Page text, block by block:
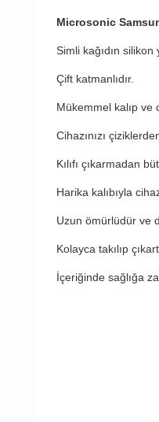
Microsonic
Simli kağıdın
Çift katmanlıdır.
Mükemmel kalıp ve
Cihazınızı
Kılıfı çıkarmadan
Harika kalıbıyla
Uzun ömürlüdür ve
Kolayca takılıp
İçeriğinde sağlığa